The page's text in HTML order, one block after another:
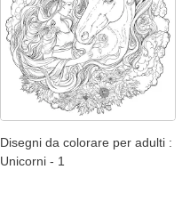
Disegni da colorare per adulti :
Unicorni - 1